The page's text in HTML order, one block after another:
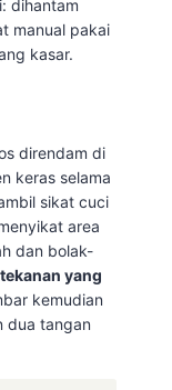
dihantam
manual pakai
kasar.
direndam di
keras selama
sikat cuci
area
dan bolak-
yang
kemudian
dua tangan